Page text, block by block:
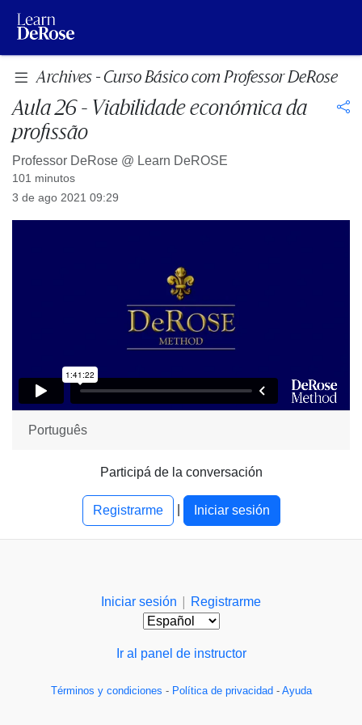
Archives - Curso Básico com Professor DeRose
Aula 26 - Viabilidade económica da
profissão
Professor DeRose @ Learn DeROSE
101 minutos
3 de ago 2021 09:29
Português
Participá de la conversación
Registrarme Iniciar sesión
Iniciar sesión | Registrarme
Ir al panel de instructor
Términos y condiciones - Política de privacidad - Ayuda